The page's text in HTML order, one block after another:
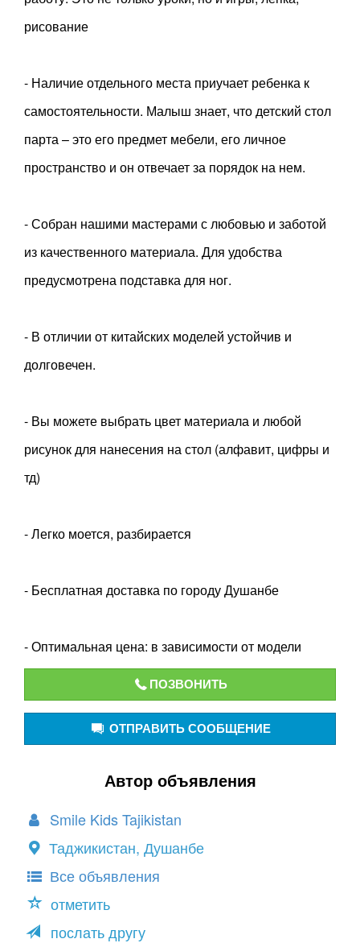
рисование
- Наличие отдельного места приучает ребенка к
самостоятельности. Малыш знает, что детский стол
парта – это его предмет мебели, его личное
пространство и он отвечает за порядок на нем.
- Собран нашими мастерами с любовью и заботой
из качественного материала. Для удобства
предусмотрена подставка для ног.
- В отличии от китайских моделей устойчив и
долговечен.
- Вы можете выбрать цвет материала и любой
рисунок для нанесения на стол (алфавит, цифры и
тд)
- Легко моется, разбирается
- Бесплатная доставка по городу Душанбе
- Оптимальная цена: в зависимости от модели
ПОЗВОНИТЬ
ОТПРАВИТЬ СООБЩЕНИЕ
Автор объявления
Smile Kids Tajikistan
Таджикистан, Душанбе
Все объявления
отметить
послать другу